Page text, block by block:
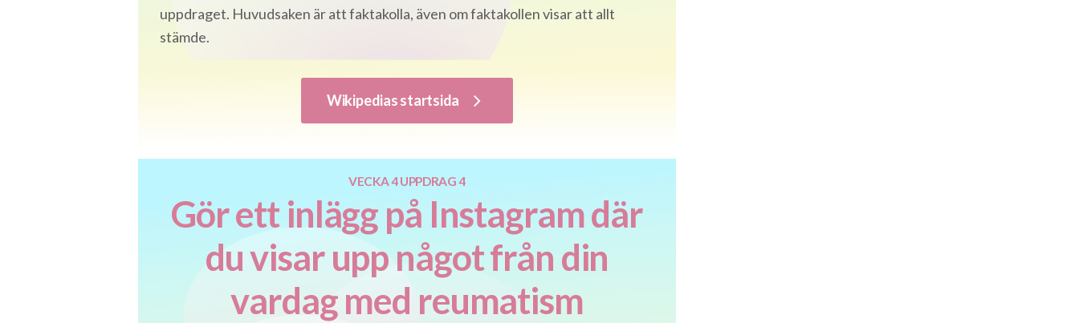
uppdraget. Huvudsaken är att faktakolla, även om faktakollen visar att allt
stämde.
Wikipedias startsida
VECKA 4 UPPDRAG 4
Gör ett inlägg på Instagram där
du visar upp något från din
vardag med reumatism